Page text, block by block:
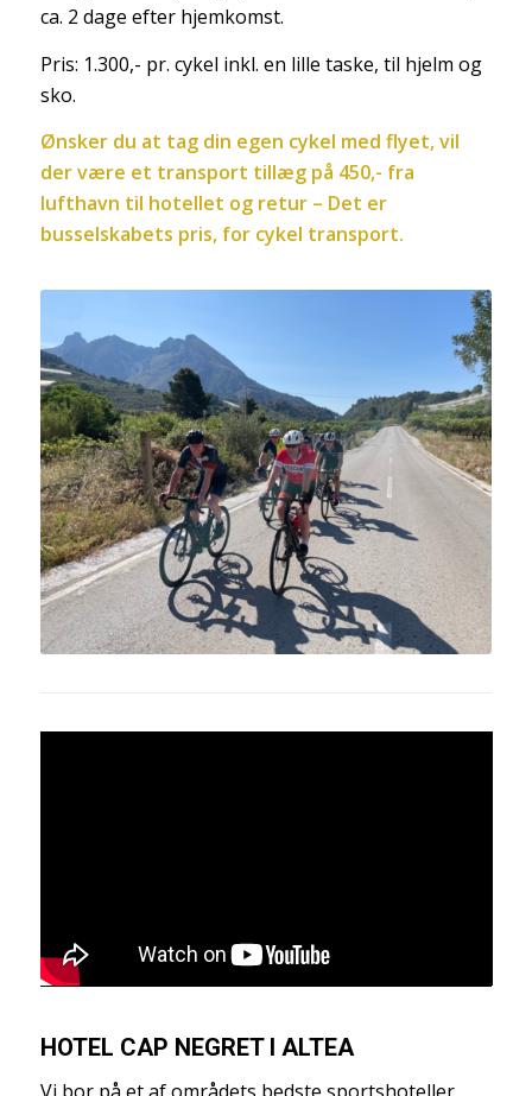
ca. 2 dage efter hjemkomst.
Pris: 1.300,- pr. cykel inkl. en lille taske, til hjelm og
sko.
Ønsker du at tag din egen cykel med flyet, vil
der være et transport tillæg på 450,- fra
lufthavn til hotellet og retur – Det er
busselskabets pris, for cykel transport.
HOTEL CAP NEGRET I ALTEA